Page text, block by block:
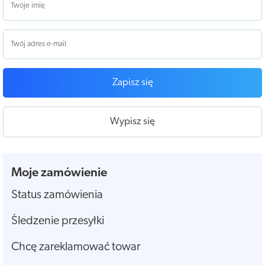
Zapisz się
Wypisz się
Moje zamówienie
Status zamówienia
Śledzenie przesyłki
Chcę zareklamować towar